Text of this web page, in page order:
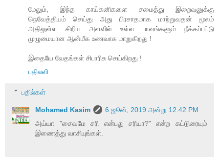
மேலும், இந்த காய்கனிகளை சமைத்து இறைவனுக்கு
நெவேத்தியம் செய்து அது பிரசாதமாக மாற்றுவதன் மூலம்
அதிலுள்ள சிறிய அளவில் உள்ள பாவங்களும் நீக்கப்பட்டு
முழுமையான ஆன்மீக உணவாக மாறுகிறது !
இதையே வேதங்கள் சிபாரிசு செய்கிறது !
பதிலளி
பதில்கள்
Mohamed Kasim
6 ஜூன், 2019 அன்று 12:42 PM
அய்யா "சைவமே சரி என்பது சரியா?" என்ற கட்டுரையும்
இணைத்து வாசியுங்கள்.